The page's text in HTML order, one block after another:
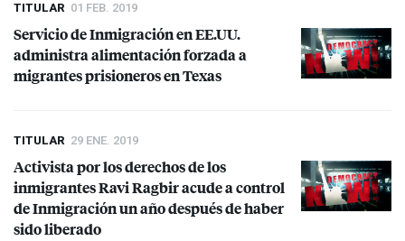
TITULAR 01 FEB. 2019
Servicio de Inmigración en EE.UU.
administra alimentación forzada a
migrantes prisioneros en Texas
TITULAR 29 ENE. 2019
Activista por los derechos de los
inmigrantes Ravi Ragbir acude a control
de Inmigración un año después de haber
sido liberado